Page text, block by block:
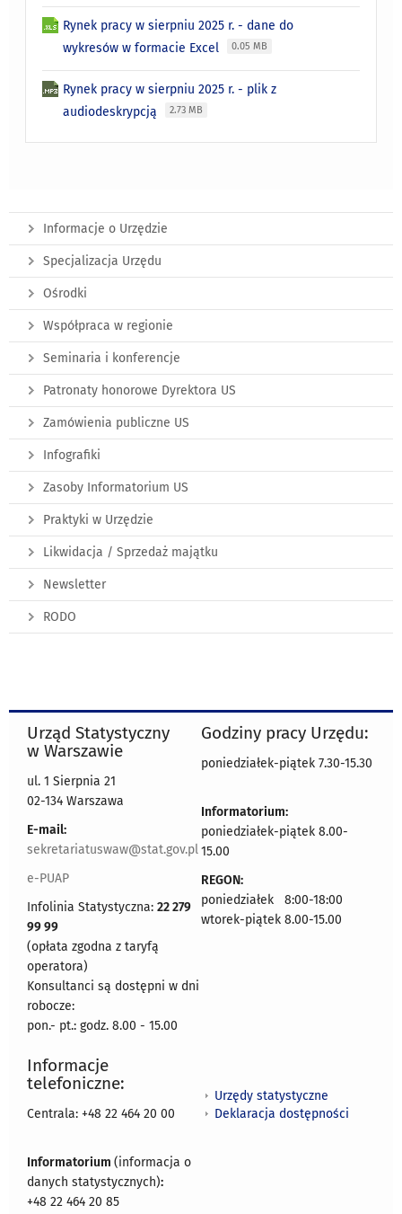
Rynek pracy w sierpniu 2025 r. - dane do
wykresów w formacie Excel
0.05 MB
Rynek pracy w sierpniu 2025 r. - plik z
audiodeskrypcją
2.73 MB
Informacje o Urzędzie
Specjalizacja Urzędu
Ośrodki
Współpraca w regionie
Seminaria i konferencje
Patronaty honorowe Dyrektora US
Zamówienia publiczne US
Infografiki
Zasoby Informatorium US
Praktyki w Urzędzie
Likwidacja / Sprzedaż majątku
Newsletter
RODO
Urząd Statystyczny
w Warszawie
ul. 1 Sierpnia 21
02-134 Warszawa
E-mail:
sekretariatuswaw@stat.gov.pl
e-PUAP
Infolinia Statystyczna: 22 279
99 99
(opłata zgodna z taryfą
operatora)
Konsultanci są dostępni w dni
robocze:
pon.- pt.: godz. 8.00 - 15.00
Godziny pracy Urzędu:
poniedziałek-piątek 7.30-15.30
Informatorium:
poniedziałek-piątek 8.00-
15.00
REGON:
poniedziałek 8:00-18:00
wtorek-piątek 8.00-15.00
Informacje
telefoniczne:
Centrala: +48 22 464 20 00
Informatorium (informacja o
danych statystycznych):
+48 22 464 20 85
Urzędy statystyczne
Deklaracja dostępności